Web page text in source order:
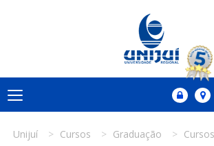
Unijuí Cursos Graduação
Cursos